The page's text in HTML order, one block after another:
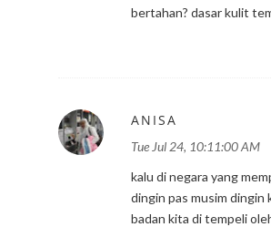
bertahan? dasar kulit
ANISA
Tue Jul 24, 10:11:00 AM
kalu di negara yang
dingin pas musim dingin
badan kita di tempeli